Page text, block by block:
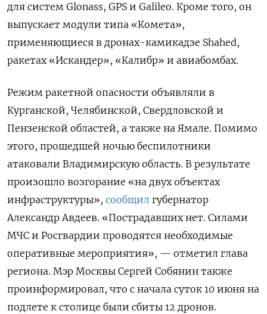
для систем Glonass, GPS и Galileo. Кроме того, он
выпускает модули типа «Комета»,
применяющиеся в дронах-камикадзе Shahed,
ракетах «Искандер», «Калибр» и авиабомбах.
Режим ракетной опасности объявляли в
Курганской, Челябинской, Свердловской и
Пензенской областей, а также на Ямале. Помимо
этого, прошедшей ночью беспилотники
атаковали Владимирскую область. В результате
произошло возгорание «на двух объектах
инфраструктуры», сообщил губернатор
Александр Авдеев. «Пострадавших нет. Силами
МЧС и Росгвардии проводятся необходимые
оперативные мероприятия», — отметил глава
региона. Мэр Москвы Сергей Собянин также
проинформировал, что с начала суток 10 июня на
подлете к столице были сбиты 12 дронов.